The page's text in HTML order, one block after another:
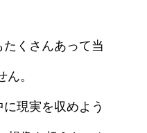
くさんあって当
。
現実を収めよう